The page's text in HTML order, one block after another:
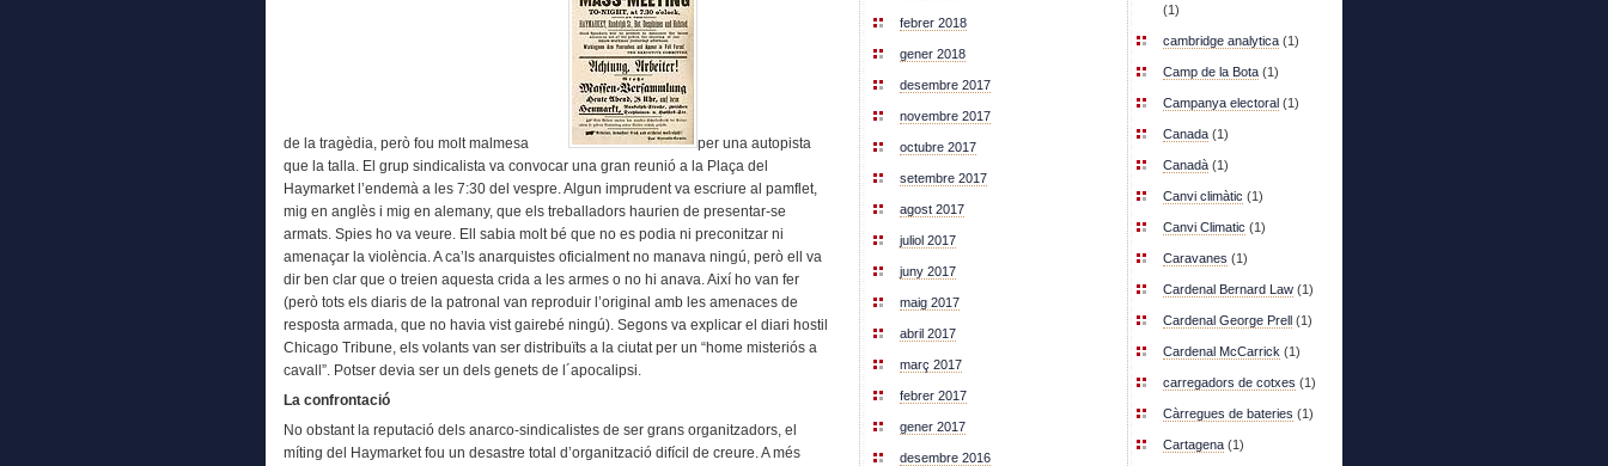
de la tragèdia, però fou molt malmesa
per una autopista
que la talla. El grup sindicalista va convocar una gran reunió a la Plaça del
Haymarket l’endemà a les 7:30 del vespre. Algun imprudent va escriure al pamflet,
mig en anglès i mig en alemany, que els treballadors haurien de presentar-se
armats. Spies ho va veure. Ell sabia molt bé que no es podia ni preconitzar ni
amenaçar la violència. A ca’ls anarquistes oficialment no manava ningú, però ell va
dir ben clar que o treien aquesta crida a les armes o no hi anava. Així ho van fer
(però tots els diaris de la patronal van reproduir l’original amb les amenaces de
resposta armada, que no havia vist gairebé ningú). Segons va explicar el diari hostil
Chicago Tribune, els volants van ser distribuïts a la ciutat per un “home misteriós a
cavall”. Potser devia ser un dels genets de l´apocalipsi.
La confrontació
No obstant la reputació dels anarco-sindicalistes de ser grans organitzadors, el
míting del Haymarket fou un desastre total d’organització difícil de creure. A més
febrer 2018
gener 2018
desembre 2017
novembre 2017
octubre 2017
setembre 2017
agost 2017
juliol 2017
juny 2017
maig 2017
abril 2017
març 2017
febrer 2017
gener 2017
desembre 2016
(1)
cambridge analytica (1)
Camp de la Bota (1)
Campanya electoral (1)
Canada (1)
Canadà (1)
Canvi climàtic (1)
Canvi Climatic (1)
Caravanes (1)
Cardenal Bernard Law (1)
Cardenal George Prell (1)
Cardenal McCarrick (1)
carregadors de cotxes (1)
Càrregues de bateries (1)
Cartagena (1)